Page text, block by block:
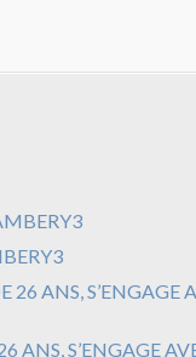
ANS, S’ENGAGE